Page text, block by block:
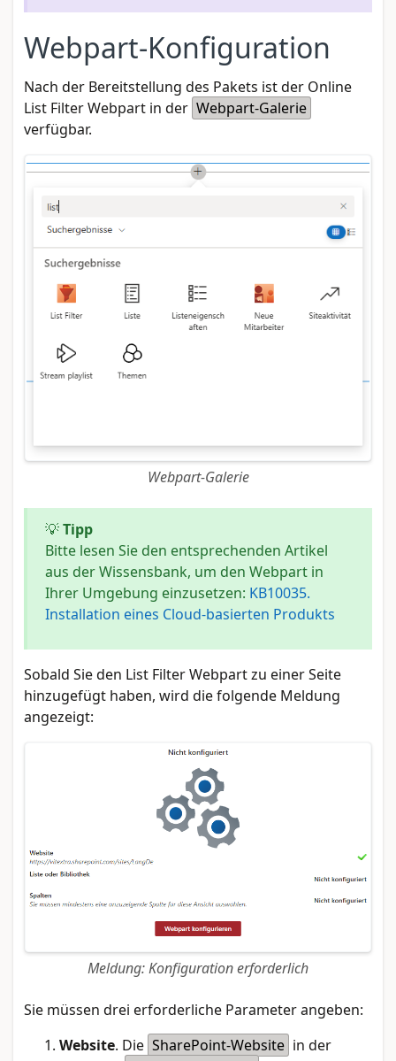
Webpart-Konfiguration
Nach der Bereitstellung des Pakets ist der Online
List Filter Webpart in der Webpart-Galerie
verfügbar.
Webpart-Galerie
💡Tipp
Bitte lesen Sie den entsprechenden Artikel
aus der Wissensbank, um den Webpart in
Ihrer Umgebung einzusetzen: KB10035.
Installation eines Cloud-basierten Produkts
Sobald Sie den List Filter Webpart zu einer Seite
hinzugefügt haben, wird die folgende Meldung
angezeigt:
Meldung: Konfiguration erforderlich
Sie müssen drei erforderliche Parameter angeben:
Website. Die SharePoint-Website in der